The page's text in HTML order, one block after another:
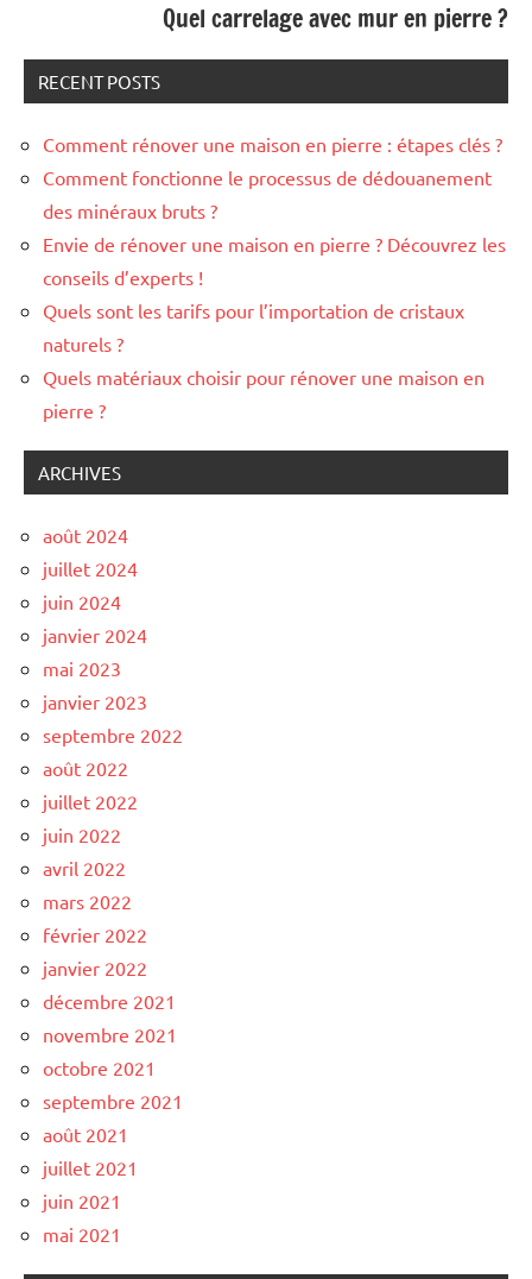
Quel carrelage avec mur en pierre ?
RECENT POSTS
Comment rénover une maison en pierre : étapes clés ?
Comment fonctionne le processus de dédouanement
des minéraux bruts ?
Envie de rénover une maison en pierre ? Découvrez les
conseils d’experts !
Quels sont les tarifs pour l’importation de cristaux
naturels ?
Quels matériaux choisir pour rénover une maison en
pierre ?
ARCHIVES
août 2024
juillet 2024
juin 2024
janvier 2024
mai 2023
janvier 2023
septembre 2022
août 2022
juillet 2022
juin 2022
avril 2022
mars 2022
février 2022
janvier 2022
décembre 2021
novembre 2021
octobre 2021
septembre 2021
août 2021
juillet 2021
juin 2021
mai 2021